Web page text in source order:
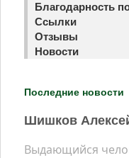
Благодарность
Ссылки
Отзывы
Новости
Последние новости
Шишков
Выдающийся